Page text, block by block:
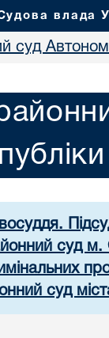
влада
суд
суд м.
суд